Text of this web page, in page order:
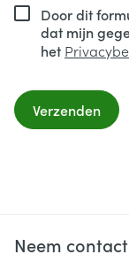
Door dit
dat mijn
het
Verzenden
Neem